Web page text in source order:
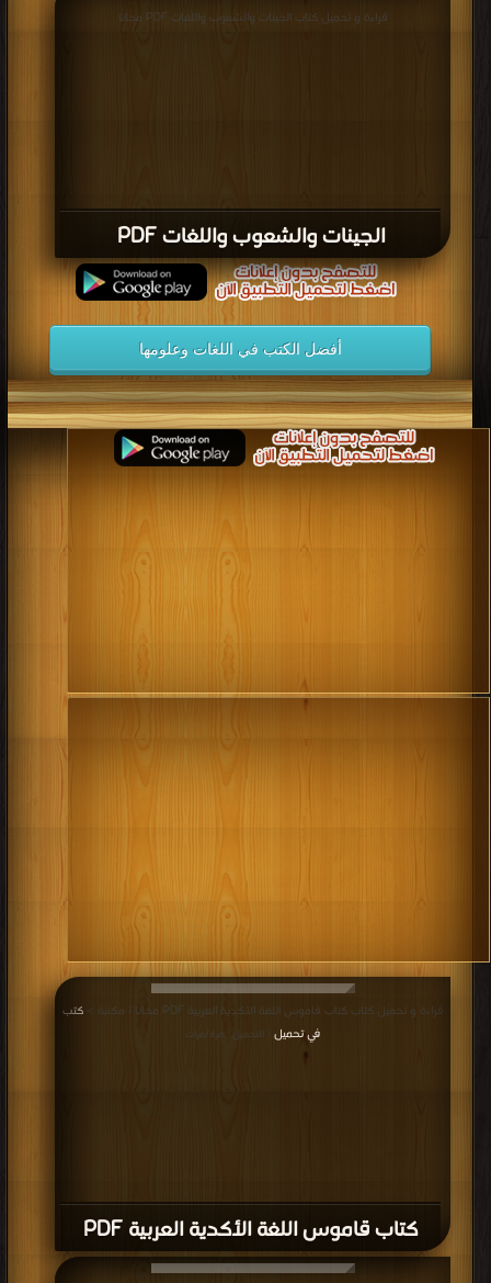
الجينات والشعوب واللغات PDF
قراءة و تحميل كتاب الجينات والشعوب واللغات PDF مجانا
أفضل الكتب في اللغات وعلومها
كتاب قاموس اللغة الأكدية العربية PDF
قراءة و تحميل كتاب كتاب قاموس اللغة الأكدية العربية PDF مجانا | مكتبة >
كتب
في تحميل
| التحميل : مرة/مرات